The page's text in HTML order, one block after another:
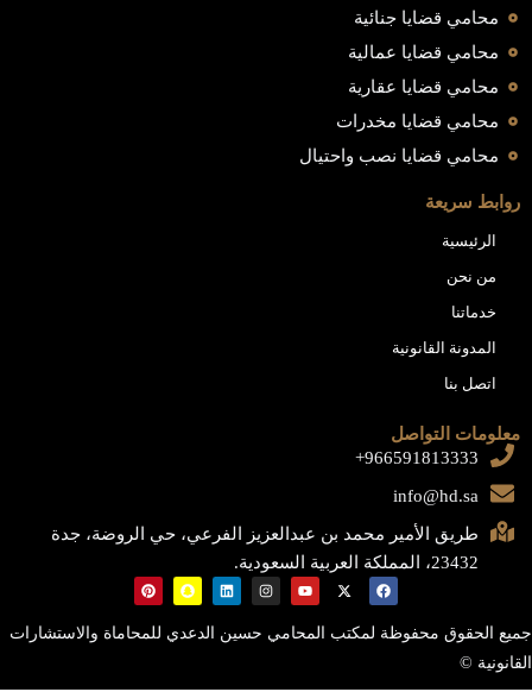
محامي قضايا جنائية
محامي قضايا عمالية
محامي قضايا عقارية
محامي قضايا مخدرات
محامي قضايا نصب واحتيال
روابط سريعة
الرئيسية
من نحن
خدماتنا
المدونة القانونية
اتصل بنا
معلومات التواصل
966591813333+
info@hd.sa
طريق الأمير محمد بن عبدالعزيز الفرعي، حي الروضة، جدة
23432، المملكة العربية السعودية.
جميع الحقوق محفوظة لمكتب المحامي حسين الدعدي للمحاماة والاستشارات
القانونية ©